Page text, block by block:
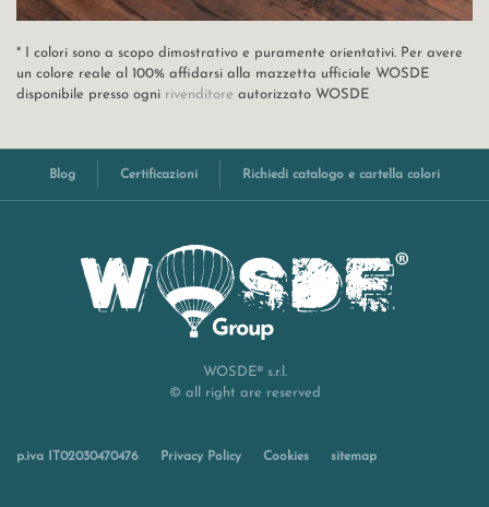
* I colori sono a scopo dimostrativo e puramente orientativi. Per avere
un colore reale al 100% affidarsi alla mazzetta ufficiale WOSDE
disponibile presso ogni rivenditore autorizzato WOSDE
Blog Certificazioni Richiedi catalogo e cartella colori
WOSDE® s.r.l.
© all right are reserved
p.iva IT02030470476 Privacy Policy Cookies sitemap